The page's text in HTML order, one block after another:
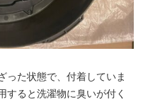
った状態で、付着していま
すると洗濯物に臭いが付く